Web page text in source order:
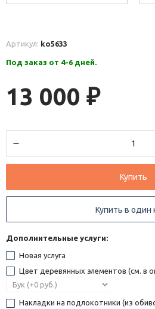
Артикул: ko5633
Под заказ от 4-6 дней.
13 000 ₽
Купить
Купить в один
Дополнительные услуги:
Новая услуга
Цвет деревянных элементов (см. в
Накладки на подлокотники (из